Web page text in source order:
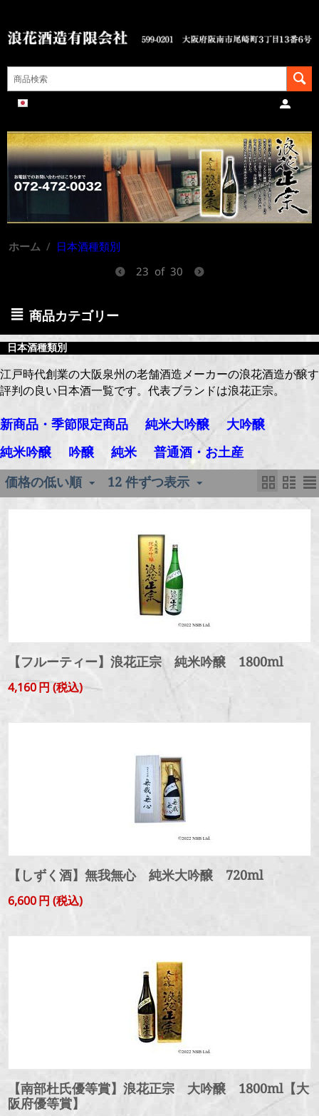
ホーム / 日本酒種類別
23 of 30
商品カテゴリー
日本酒種類別
江戸時代創業の大阪泉州の老舗酒造メーカーの浪花酒造が醸す
評判の良い日本酒一覧です。代表ブランドは浪花正宗。
新商品・季節限定商品 純米大吟醸
大吟醸
純米吟醸
吟醸 純米
普通酒・お土産
価格の低い順
12 件ずつ表示
【フルーティー】浪花正宗 純米吟醸 1800ml
4,160円 (税込)
【しずく酒】無我無心 純米大吟醸 720ml
6,600円 (税込)
【南部杜氏優等賞】浪花正宗 大吟醸 1800ml【大
阪府優等賞】